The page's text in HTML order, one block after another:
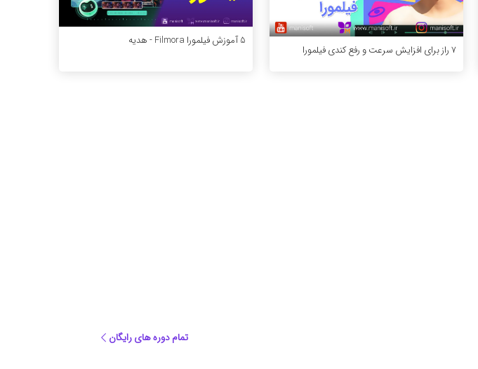
7 راز برای افزایش سرعت و رفع کندی فیلمورا
5 آموزش فیلمورا Filmora - هدیه
تمام دوره های رایگان